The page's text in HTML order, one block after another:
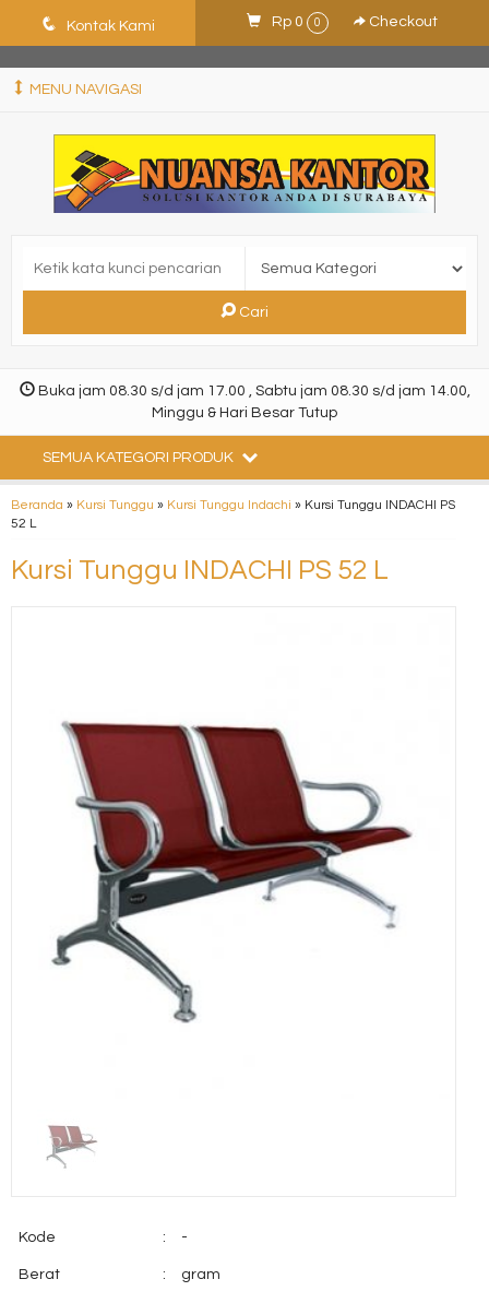
ShHJDjQkcPDuLJpz5vo9xB9ewDNF0CFUN1SBEXTVeWo
q Kontak Kami Rp 0 0 Checkout
MENU NAVIGASI
Cari
Buka jam 08.30 s/d jam 17.00 , Sabtu jam 08.30 s/d jam 14.00,
Minggu & Hari Besar Tutup
SEMUA KATEGORI PRODUK
Beranda » Kursi Tunggu » Kursi Tunggu Indachi » Kursi Tunggu INDACHI PS
52 L
Kursi Tunggu INDACHI PS 52 L
Kode : -
Berat : gram